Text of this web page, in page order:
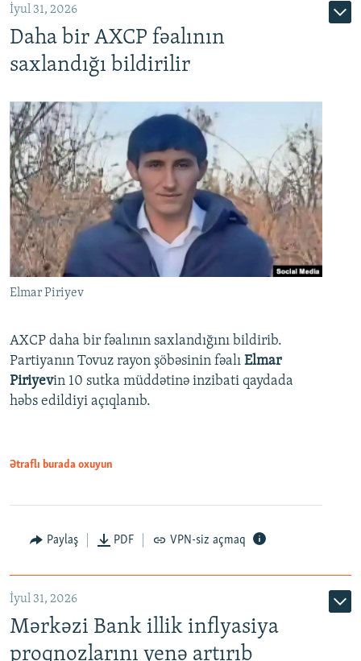
İyul 31, 2026
Daha bir AXCP fəalının
saxlandığı bildirilir
Elmar Piriyev
AXCP daha bir fəalının saxlandığını bildirib.
Partiyanın Tovuz rayon şöbəsinin fəalı Elmar
Piriyevin 10 sutka müddətinə inzibati qaydada
həbs edildiyi açıqlanıb.
Ətraflı burada oxuyun
Paylaş PDF VPN-siz açmaq
İyul 31, 2026
Mərkəzi Bank illik inflyasiya
proqnozlarını yenə artırıb